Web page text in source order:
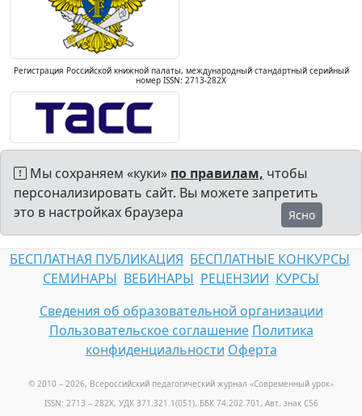
Регистрация Российской книжной палаты, международный стандартный серийный
номер ISSN: 2713-282X
Мы сохраняем «куки» по правилам, чтобы
персонализировать сайт. Вы можете запретить
это в настройках браузера
Ясно
БЕСПЛАТНАЯ ПУБЛИКАЦИЯ БЕСПЛАТНЫЕ КОНКУРСЫ
СЕМИНАРЫ ВЕБИНАРЫ РЕЦЕНЗИИ КУРСЫ
Сведения об образовательной организации
Пользовательское соглашение Политика
конфиденциальности Оферта
© 2010 – 2026, Всероссийский педагогический журнал «Современный урок»
ISSN: 2713 – 282X, УДК 371.321.1(051), ББК 74.202.701, Авт. знак С56